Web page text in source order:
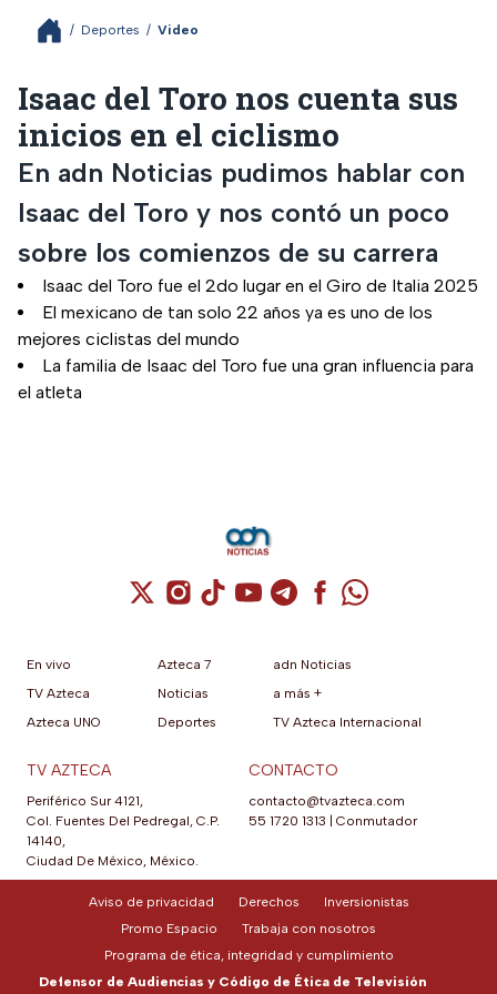
/ Deportes / Video
Isaac del Toro nos cuenta sus
inicios en el ciclismo
En adn Noticias pudimos hablar con
Isaac del Toro y nos contó un poco
sobre los comienzos de su carrera
Isaac del Toro fue el 2do lugar en el Giro de Italia 2025
El mexicano de tan solo 22 años ya es uno de los
mejores ciclistas del mundo
La familia de Isaac del Toro fue una gran influencia para
el atleta
Cuenta de X / Twitter (se abre en una
Cuenta de Instagram (se abre en una
Cuenta de TikTok (se abre en
Cuenta de YouTube (se abre
Cuenta de Telegram (se
Cuenta de
Cuenta de
En vivo
TV Azteca
Azteca UNO
Azteca 7
Noticias
Deportes
adn Noticias
a más +
TV Azteca Internacional
TV AZTECA
Periférico Sur 4121,
Col. Fuentes Del Pedregal, C.P.
14140,
Ciudad De México, México.
CONTACTO
contacto@tvazteca.com
55 1720 1313 | Conmutador
Aviso de privacidad Derechos
Inversionistas
Promo Espacio
Trabaja con nosotros
Programa de ética, integridad y cumplimiento
Defensor de Audiencias y Código de Ética de Televisión